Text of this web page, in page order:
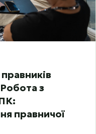
з
правничої